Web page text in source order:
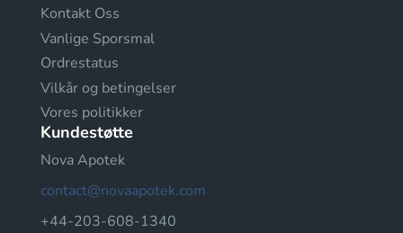
Kontakt Oss
Vanlige Sporsmal
Ordrestatus
Vilkår og betingelser
Vores politikker
Kundestøtte
Nova Apotek
contact@novaapotek.com
+44-203-608-1340